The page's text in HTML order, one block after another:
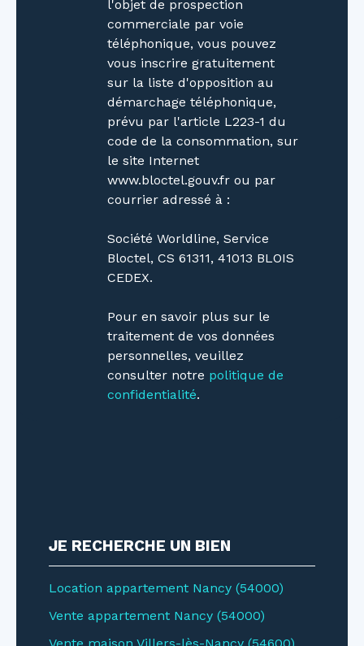
les petits-déjeuners au soleil, prolonge votre
intérieur vers l'extérieur avec élégance. Mais le
véritable joyau de cette propriété est sans
conteste sa piscine chauffée. Imaginez-vous
plonger dans des eaux cristallines après une
longue journée de travail, ou profiter des
rayons du soleil allongé sur un transat, bercé
par le chant des oiseaux. Derniers atouts de
cette maison son chaudière à granulé et sa
cheminée sont idéales pour chauffer
l'ensemble de la maison qui sont complétés
maison affiche une classe énergétique D qui
découle d'une consommation énergétique à
hauteur de (233kWh/m2/an). La classe climat
informations sur les risques auxquels ce bien
est exposé sont disponibles sur le site
Géorisques : www. georisques. gouv. fr
https://nodalview.
com/s/2HAhhdXAz9qhkiB9ToLfPt
l'objet de prospection
commerciale par voie
téléphonique, vous pouvez
vous inscrire gratuitement
sur la liste d'opposition au
démarchage téléphonique,
prévu par l'article L223-1 du
code de la consommation, sur
le site Internet
www.bloctel.gouv.fr ou par
courrier adressé à :
Société Worldline, Service
Bloctel, CS 61311, 41013 BLOIS
CEDEX.
Pour en savoir plus sur le
traitement de vos données
personnelles, veuillez
consulter notre politique de
confidentialité.
JE RECHERCHE UN BIEN
Location appartement Nancy (54000)
Vente appartement Nancy (54000)